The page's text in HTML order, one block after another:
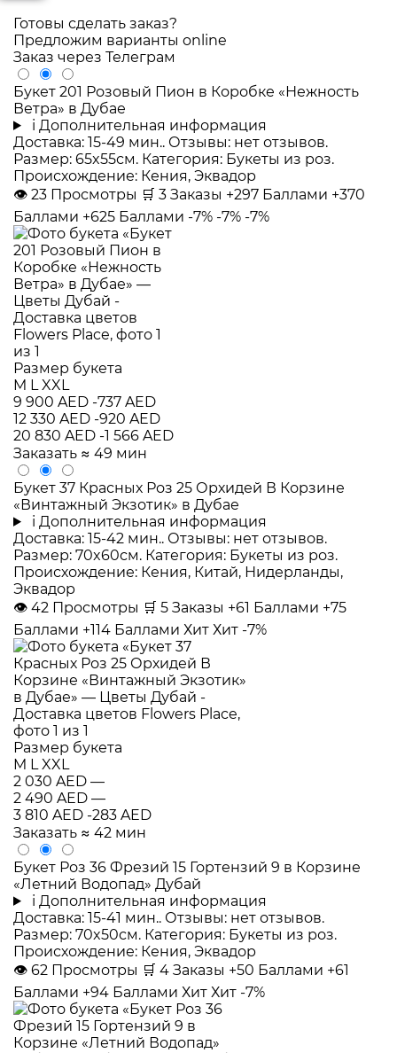
Готовы сделать заказ?
Предложим варианты online
Заказ через Телеграм
Букет 201 Розовый Пион в Коробке «Нежность
Ветра» в Дубае
i Дополнительная информация
Доставка: 15-49 мин.. Отзывы: нет отзывов.
Размер: 65x55см. Категория: Букеты из роз.
Происхождение: Кения, Эквадор
👁 23 Просмотры 🛒 3 Заказы +297 Баллами +370
Баллами +625 Баллами -7% -7% -7%
Размер букета
M LXXL
9 900 AED -737 AED
12 330 AED -920 AED
20 830 AED -1 566 AED
Заказать ≈ 49 мин
Букет 37 Красных Роз 25 Орхидей В Корзине
«Винтажный Экзотик» в Дубае
i Дополнительная информация
Доставка: 15-42 мин.. Отзывы: нет отзывов.
Размер: 70x60см. Категория: Букеты из роз.
Происхождение: Кения, Китай, Нидерланды,
Эквадор
👁 42 Просмотры 🛒 5 Заказы +61 Баллами +75
Баллами +114 Баллами Хит Хит -7%
Размер букета
M LXXL
2 030 AED —
2 490 AED —
3 810 AED -283 AED
Заказать ≈ 42 мин
Букет Роз 36 Фрезий 15 Гортензий 9 в Корзине
«Летний Водопад» Дубай
i Дополнительная информация
Доставка: 15-41 мин.. Отзывы: нет отзывов.
Размер: 70x50см. Категория: Букеты из роз.
Происхождение: Кения, Эквадор
👁 62 Просмотры 🛒 4 Заказы +50 Баллами +61
Баллами +94 Баллами Хит Хит -7%